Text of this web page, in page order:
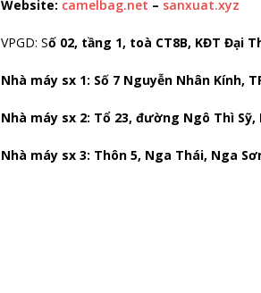
Website: camelbag.net – sanxuat.xyz
VPGD: Số 02, tầng 1, toà CT8B, KĐT Đại
Nhà máy sx 1: Số 7 Nguyễn Nhân Kính,
Nhà máy sx 2: Tổ 23, đường Ngô Thì
Nhà máy sx 3: Thôn 5, Nga Thái, Nga